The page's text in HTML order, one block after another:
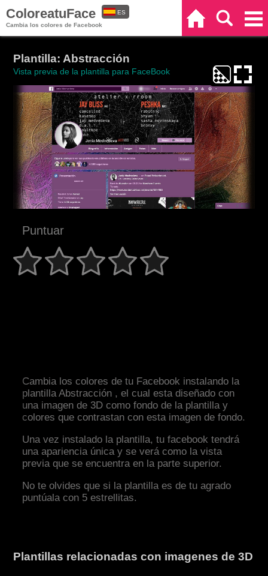
ColoreatuFace
Cambia los colores de Facebook
ES
Plantilla: Abstracción
Vista previa de la plantilla para FaceBook
Puntuar
Cambia los colores de tu Facebook instalando la
plantilla Abstracción , el cual esta diseñado con
una imagen de 3D como fondo de la plantilla y
colores que contrastan con esta imagen de fondo.
Una vez instalado la plantilla, tu facebook tendrá
una apariencia única y se verá como la vista
previa que se encuentra en la parte superior.
No te olvides que si la plantilla es de tu agrado
puntúala con 5 estrellitas.
Plantillas relacionadas con imagenes de 3D